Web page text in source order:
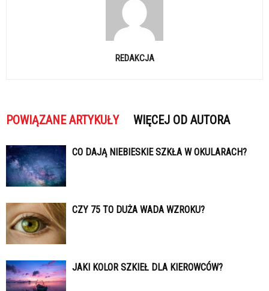
REDAKCJA
POWIĄZANE ARTYKUŁY WIĘCEJ OD AUTORA
CO DAJĄ NIEBIESKIE SZKŁA W OKULARACH?
CZY 75 TO DUŻA WADA WZROKU?
JAKI KOLOR SZKIEŁ DLA KIEROWCÓW?